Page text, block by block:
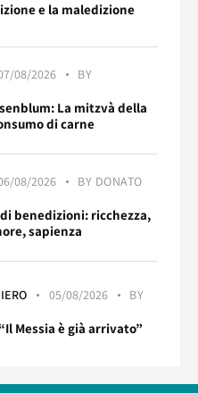
e la maledizione
08/2026
BY
La mitzvà della
di carne
08/2026 BY DONATO
benedizioni: ricchezza,
sapienza
05/08/2026
BY
Messia è già arrivato”